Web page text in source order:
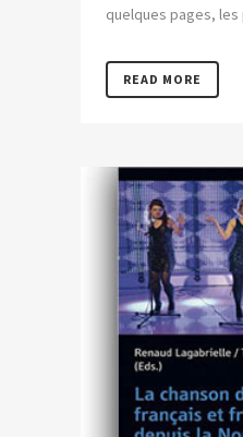
quelques pages, les
READ MORE